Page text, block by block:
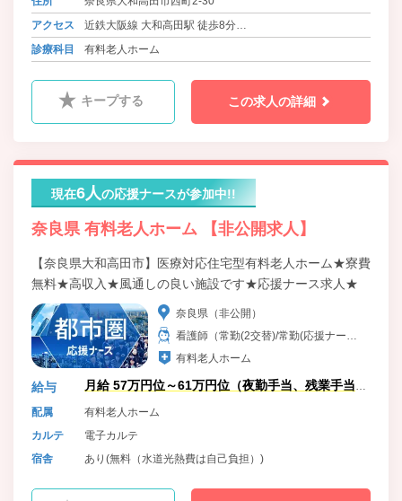
アクセス
近鉄大阪線 大和高田駅 徒歩8分
大和路線 高田駅 徒歩8分
診療科目 有料老人ホーム
キープする この求人の詳細
現在6人の応援ナースが参加中!!
奈良県 有料老人ホーム 【非公開求人】
【奈良県大和高田市】医療対応住宅型有料老人ホーム★寮費
無料★高収入★風通しの良い施設です★応援ナース求人★
奈良県（非公開）
看護師（常勤(2交替)/常勤(応援ナー
ス)）
有料老人ホーム
給与
月給 57万円位～61万円位（夜勤手当、残業手当
含）
配属
有料老人ホーム
カルテ
電子カルテ
宿舎
あり(無料（水道光熱費は自己負担）)